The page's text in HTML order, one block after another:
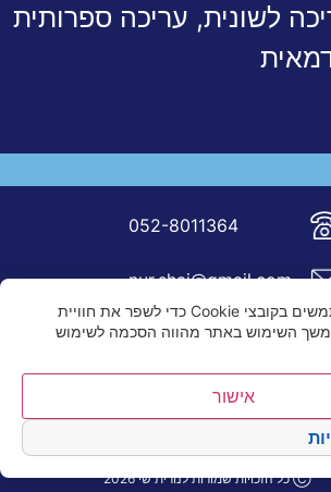
לשונית, עריכה ספרותית
052-8011364
nur.shai@gmail.com
Ⓒ כל הזכויות שמורות לנורית שי 2026
אנו משתמשים בקובצי Cookie כדי לשפר את חוויית
השימוש באתר מהווה הסכמה לשימוש
אישור